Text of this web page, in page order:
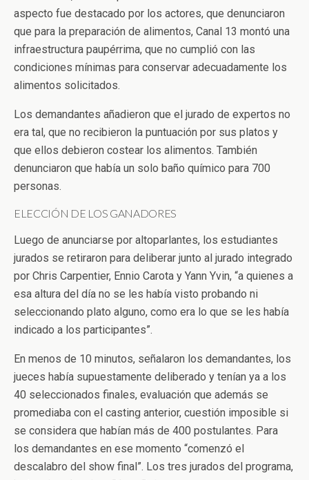
aspecto fue destacado por los actores, que denunciaron
que para la preparación de alimentos, Canal 13 montó una
infraestructura paupérrima, que no cumplió con las
condiciones mínimas para conservar adecuadamente los
alimentos solicitados.
Los demandantes añadieron que el jurado de expertos no
era tal, que no recibieron la puntuación por sus platos y
que ellos debieron costear los alimentos. También
denunciaron que había un solo baño químico para 700
personas.
ELECCIÓN DE LOS GANADORES
Luego de anunciarse por altoparlantes, los estudiantes
jurados se retiraron para deliberar junto al jurado integrado
por Chris Carpentier, Ennio Carota y Yann Yvin, “a quienes a
esa altura del día no se les había visto probando ni
seleccionando plato alguno, como era lo que se les había
indicado a los participantes”.
En menos de 10 minutos, señalaron los demandantes, los
jueces había supuestamente deliberado y tenían ya a los
40 seleccionados finales, evaluación que además se
promediaba con el casting anterior, cuestión imposible si
se considera que habían más de 400 postulantes. Para
los demandantes en ese momento “comenzó el
descalabro del show final”. Los tres jurados del programa,